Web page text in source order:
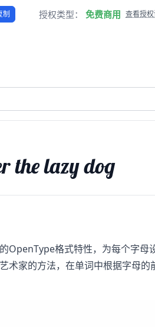
制 授权类型： 免费商用 查看授
the lazy dog
格式特性，为每个字
家的方法，在单词中根据字母